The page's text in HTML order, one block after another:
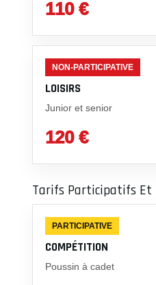
110 €
NON-PARTICIPATIVE
LOISIRS
Junior et senior
120 €
Tarifs Participatifs Et
PARTICIPATIVE
COMPÉTITION
Poussin à cadet